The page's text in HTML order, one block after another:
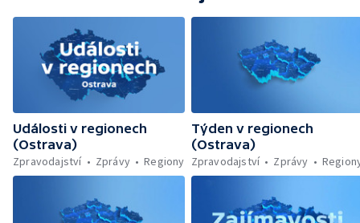
Události v regionech
(Ostrava)
Zpravodajství
Zprávy Regiony
Týden v regionech
(Ostrava)
Zpravodajství
Zprávy